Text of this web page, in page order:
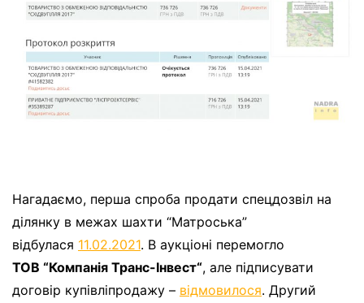
Нагадаємо, перша спроба продати спецдозвіл на
ділянку в межах шахти “Матроська”
відбулася 11.02.2021. В аукціоні перемогло
ТОВ “Компанія Транс-Інвест“, але підписувати
договір купівліпродажу – відмовилося. Другий